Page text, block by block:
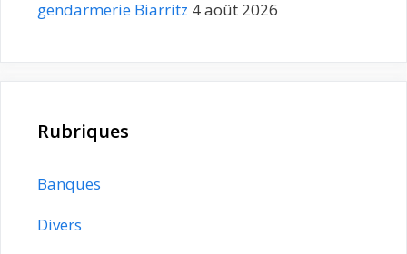
gendarmerie Biarritz 4 août 2026
Rubriques
Banques
Divers